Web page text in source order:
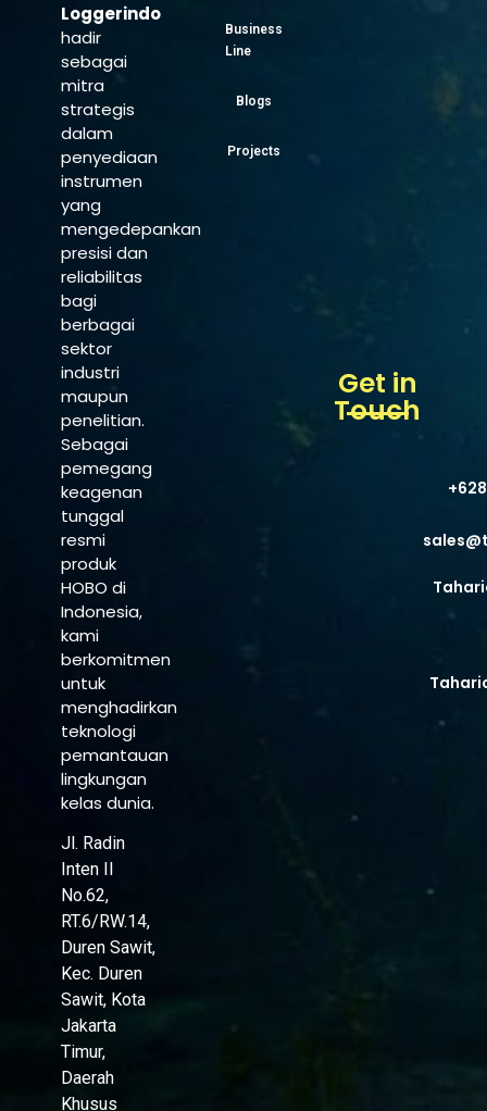
Loggerindo
hadir
sebagai
mitra
strategis
dalam
penyediaan
instrumen
yang
mengedepankan
presisi dan
reliabilitas
bagi
berbagai
sektor
industri
maupun
penelitian.
Sebagai
pemegang
keagenan
tunggal
resmi
produk
HOBO di
Indonesia,
kami
berkomitmen
untuk
menghadirkan
teknologi
pemantauan
lingkungan
kelas dunia.
Jl. Radin
Inten II
No.62,
RT.6/RW.14,
Duren Sawit,
Kec. Duren
Sawit, Kota
Jakarta
Timur,
Daerah
Khusus
Business
Line
Blogs
Projects
Get in
Touch